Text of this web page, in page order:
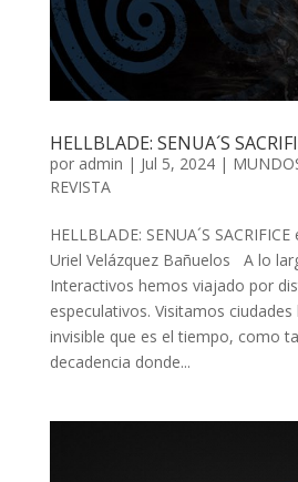
HELLBLADE: SENUA´S
por admin | Jul 5, 2024 |
REVISTA
HELLBLADE: SENUA´S
Uriel Velázquez Bañuelos A lo
Interactivos hemos viajado por
especulativos. Visitamos ciudades
invisible que es el tiempo, como
decadencia donde...